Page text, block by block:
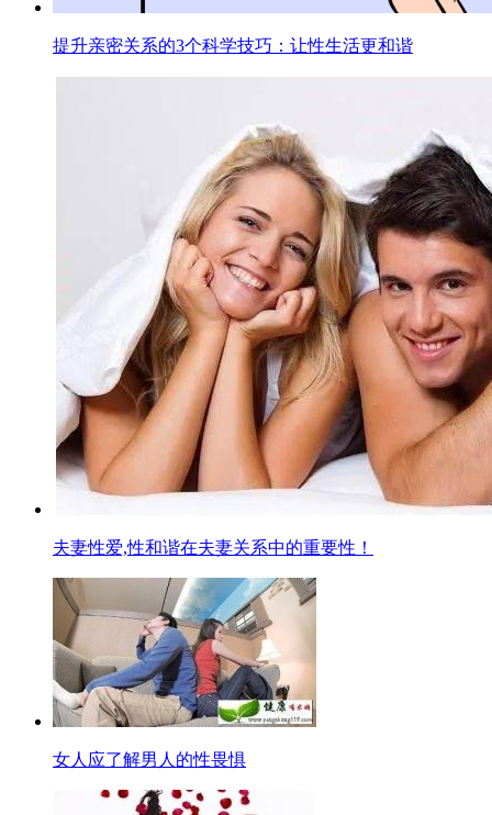
提升亲密关系的3个科学技巧：让性生活更和谐
夫妻性爱,性和谐在夫妻关系中的重要性！
女人应了解男人的性畏惧